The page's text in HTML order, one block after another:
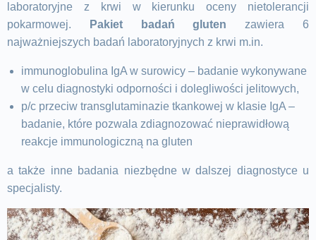
laboratoryjne z krwi w kierunku oceny nietolerancji
pokarmowej.
Pakiet badań gluten zawiera 6
najważniejszych badań laboratoryjnych z krwi m.in.
immunoglobulina IgA w surowicy – badanie wykonywane
w celu diagnostyki odporności i dolegliwości jelitowych,
p/c przeciw transglutaminazie tkankowej w klasie IgA –
badanie, które pozwala zdiagnozować nieprawidłową
reakcje immunologiczną na gluten
a także inne badania niezbędne w dalszej diagnostyce u
specjalisty.